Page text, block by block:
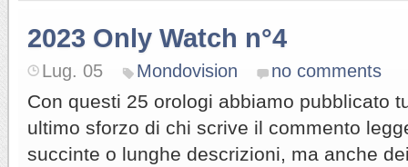
2023 Only Watch n°4
Lug. 05 Mondovision no comments
Con questi 25 orologi abbiamo pubblicato
ultimo sforzo di chi scrive il commento
succinte o lunghe descrizioni, ma anche